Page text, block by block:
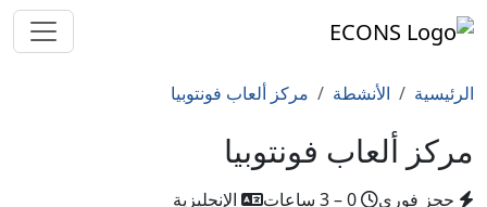
الرئيسية الأنشطة مركز ألعاب فونتوبيا
مركز ألعاب فونتوبيا
حجز فوري الإنجليزية